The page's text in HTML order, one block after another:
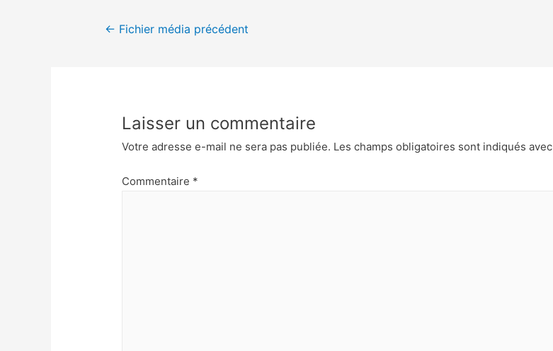
← Fichier média précédent
Laisser un commentaire
Votre adresse e-mail ne sera pas publiée. Les champs obligatoires sont indiqués avec
Commentaire *